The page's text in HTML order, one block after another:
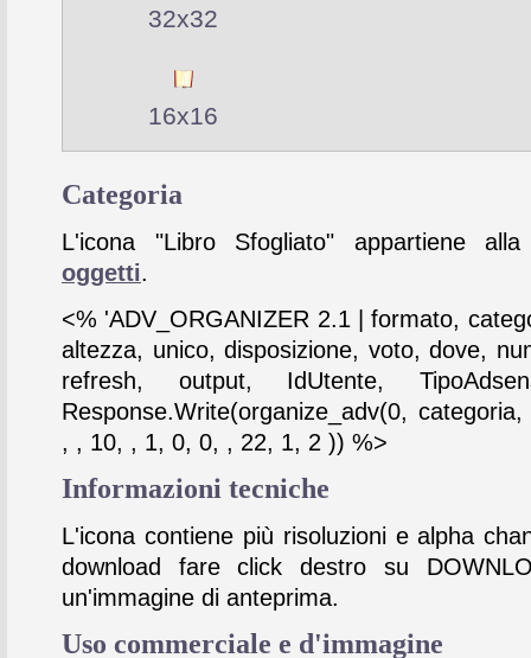
32x32
16x16
Categoria
L'icona "Libro Sfogliato" appartiene alla
oggetti.
<% 'ADV_ORGANIZER 2.1 | formato,
altezza, unico, disposizione, voto, dove,
refresh, output, IdUtente,
Response.Write(organize_adv(0,
, , 10, , 1, 0, 0, , 22, 1, 2 )) %>
Informazioni tecniche
L'icona contiene più risoluzioni e alpha
download fare click destro su
un'immagine di anteprima.
Uso commerciale e d'immagine